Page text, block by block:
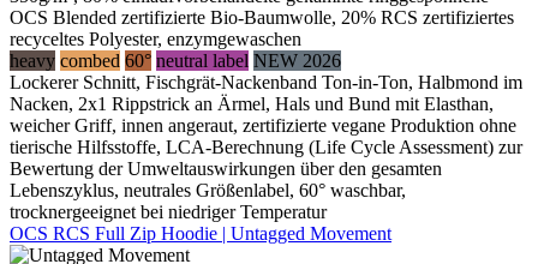
OCS Blended zertifizierte Bio-Baumwolle, 20% RCS zertifiziertes
recyceltes Polyester, enzymgewaschen
heavy combed 60° neutral label NEW 2026
Lockerer Schnitt, Fischgrät-Nackenband Ton-in-Ton, Halbmond im
Nacken, 2x1 Rippstrick an Ärmel, Hals und Bund mit Elasthan,
weicher Griff, innen angeraut, zertifizierte vegane Produktion ohne
tierische Hilfsstoffe, LCA-Berechnung (Life Cycle Assessment) zur
Bewertung der Umweltauswirkungen über den gesamten
Lebenszyklus, neutrales Größenlabel, 60° waschbar,
trocknergeeignet bei niedriger Temperatur
OCS RCS Full Zip Hoodie | Untagged Movement